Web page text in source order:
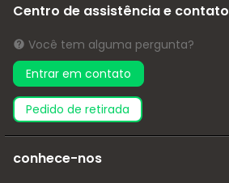
Centro de assistência e contato
Você tem alguma pergunta?
Entrar em contato
pedido de retirada
conhece-nos